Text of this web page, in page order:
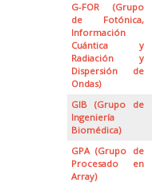
G-FOR (Grupo
de Fotónica,
Información
Cuántica y
Radiación y
Dispersión de
Ondas)
GIB (Grupo de
Ingeniería
Biomédica)
GPA (Grupo de
Procesado en
Array)